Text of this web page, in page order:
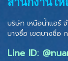
บริษัท เหนือน้ำแอร์
บางซื่อ เขตบางซื่อ
Line ID: